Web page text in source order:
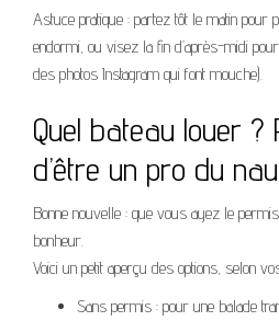
Astuce pratique : partez tôt le matin pour
endormi, ou visez la fin d’après-midi
des photos Instagram qui font mouche).
Quel bateau louer ?
d’être un pro du
Bonne nouvelle : que vous ayez le
bonheur.
Voici un petit aperçu des options, selon
Sans permis : pour une balade